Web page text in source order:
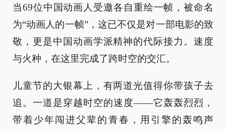
当69位中国动画人受邀各自重绘一帧，被命名
为“动画人的一帧”，这已不仅是对一部电影的致
敬，更是中国动画学派精神的代际接力。速度
与火种，在这里完成了跨时空的交汇。
儿童节的大银幕上，有两道光值得你带孩子去
追。一道是穿越时空的速度——它轰轰烈烈，
带着少年闯进父辈的青春，用引擎的轰鸣声